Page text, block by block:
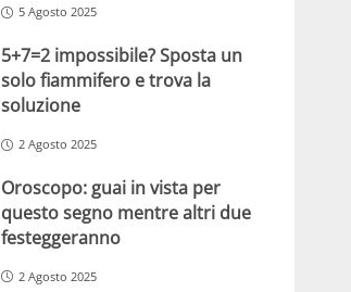
5 Agosto 2025
5+7=2 impossibile? Sposta un
solo fiammifero e trova la
soluzione
2 Agosto 2025
Oroscopo: guai in vista per
questo segno mentre altri due
festeggeranno
2 Agosto 2025